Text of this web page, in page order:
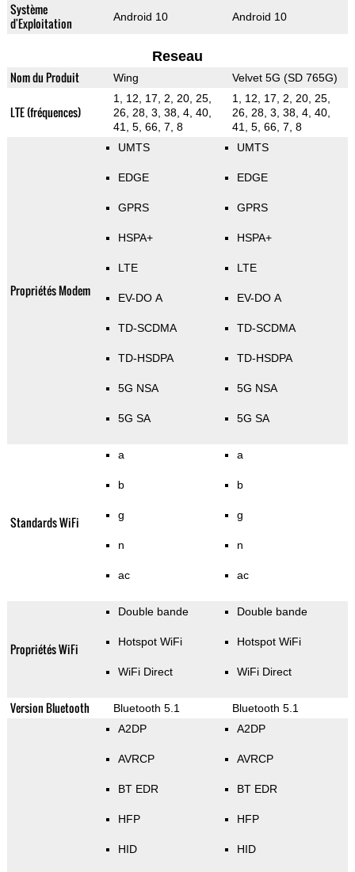
Système
d'Exploitation
Android 10 Android 10
Reseau
Nom du Produit Wing Velvet 5G (SD 765G)
LTE (fréquences)
1, 12, 17, 2, 20, 25,
26, 28, 3, 38, 4, 40,
41, 5, 66, 7, 8
1, 12, 17, 2, 20, 25,
26, 28, 3, 38, 4, 40,
41, 5, 66, 7, 8
Propriétés Modem
UMTS
EDGE
GPRS
HSPA+
LTE
EV-DO A
TD-SCDMA
TD-HSDPA
5G NSA
5G SA
UMTS
EDGE
GPRS
HSPA+
LTE
EV-DO A
TD-SCDMA
TD-HSDPA
5G NSA
5G SA
Standards WiFi
a
b
g
n
ac
a
b
g
n
ac
Propriétés WiFi
Double bande
Hotspot WiFi
WiFi Direct
Double bande
Hotspot WiFi
WiFi Direct
Version Bluetooth Bluetooth 5.1 Bluetooth 5.1
A2DP
AVRCP
BT EDR
HFP
HID
A2DP
AVRCP
BT EDR
HFP
HID